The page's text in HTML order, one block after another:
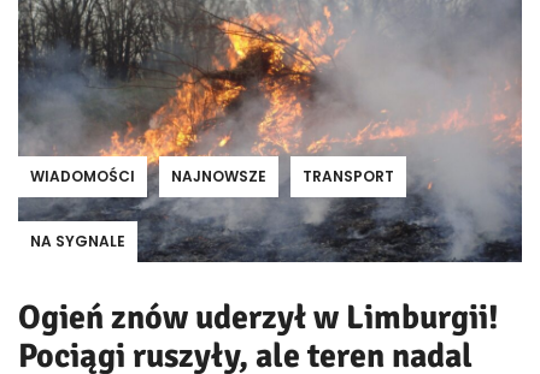
WIADOMOŚCI NAJNOWSZE TRANSPORT
NA SYGNALE
Ogień znów uderzył w Limburgii!
Pociągi ruszyły, ale teren nadal